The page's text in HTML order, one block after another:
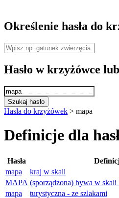
Określenie hasła do
Hasło w krzyżówce
Szukaj hasło
Hasła do krzyżówek > mapa
Definicje dla
Hasła
mapa
kraj w skali
MAPA (sporządzona) bywa w skali
mapa
turystyczna - ze szlakami